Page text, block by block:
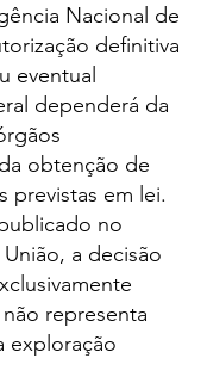
Nacional de
definitiva
eventual
dependerá da
obtenção de
previstas em lei.
no
a decisão
representa
exploração